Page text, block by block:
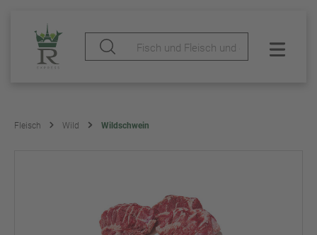
Fleisch Wild Wildschwein